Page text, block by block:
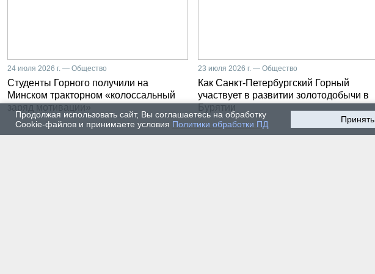
Продолжая использовать сайт, Вы соглашаетесь на обработку
Cookie-файлов и принимаете условия Политики обработки ПД Принять
24 июля 2026 г. — Общество
Студенты Горного получили на
Минском тракторном «колоссальный
заряд мотивации»
23 июля 2026 г. — Общество
Как Санкт-Петербургский Горный
участвует в развитии золотодобычи в
Бурятии